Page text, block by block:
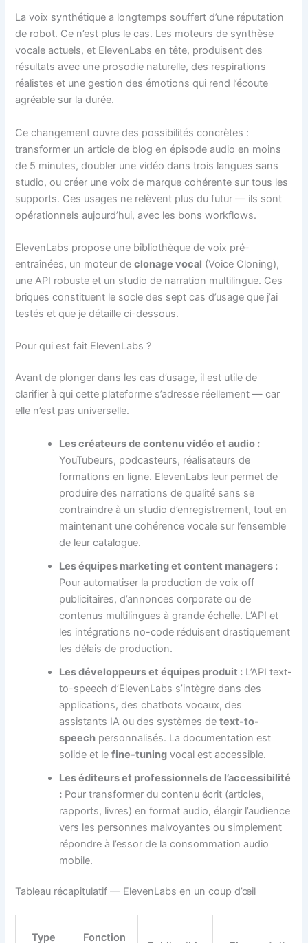
La voix synthétique a longtemps souffert d’une réputation
de robot. Ce n’est plus le cas. Les moteurs de synthèse
vocale actuels, et ElevenLabs en tête, produisent des
résultats avec une prosodie naturelle, des respirations
réalistes et une gestion des émotions qui rend l’écoute
agréable sur la durée.
Ce changement ouvre des possibilités concrètes :
transformer un article de blog en épisode audio en moins
de 5 minutes, doubler une vidéo dans trois langues sans
studio, ou créer une voix de marque cohérente sur tous les
supports. Ces usages ne relèvent plus du futur — ils sont
opérationnels aujourd’hui, avec les bons workflows.
ElevenLabs propose une bibliothèque de voix pré-
entraînées, un moteur declonage vocal (Voice Cloning),
une API robuste et un studio de narration multilingue. Ces
briques constituent le socle des sept cas d’usage que j’ai
testés et que je détaille ci-dessous.
Pour qui est fait ElevenLabs ?
Avant de plonger dans les cas d’usage, il est utile de
clarifier à qui cette plateforme s’adresse réellement — car
elle n’est pas universelle.
Les créateurs de contenu vidéo et audio :
YouTubeurs, podcasteurs, réalisateurs de
formations en ligne. ElevenLabs leur permet de
produire des narrations de qualité sans se
contraindre à un studio d’enregistrement, tout en
maintenant une cohérence vocale sur l’ensemble
de leur catalogue.
Les équipes marketing et content managers :
Pour automatiser la production de voix off
publicitaires, d’annonces corporate ou de
contenus multilingues à grande échelle. L’API et
les intégrations no-code réduisent drastiquement
les délais de production.
Les développeurs et équipes produit : L’API text-
to-speech d’ElevenLabs s’intègre dans des
applications, des chatbots vocaux, des
assistants IA ou des systèmes detext-to-
speech personnalisés. La documentation est
solide et lefine-tuning vocal est accessible.
Les éditeurs et professionnels de l’accessibilité
: Pour transformer du contenu écrit (articles,
rapports, livres) en format audio, élargir l’audience
vers les personnes malvoyantes ou simplement
répondre à l’essor de la consommation audio
mobile.
Tableau récapitulatif — ElevenLabs en un coup d’œil
Type Fonction